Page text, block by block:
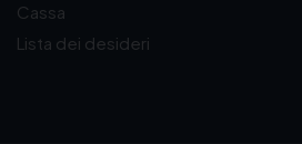
Cassa
Lista dei desideri